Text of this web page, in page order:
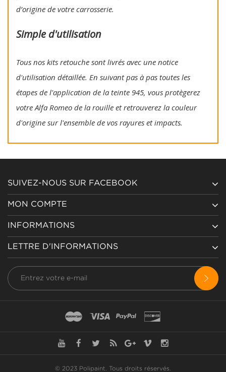
d’origine de votre carrosserie.
Simple d'utilisation
Tous nos kits retouche sont livrés avec une notice
d'utilisation détaillée. En suivant pas à pas toutes les
étapes de l'application de la teinte 945, vous protègerez
votre Alfa Romeo de la rouille et retrouverez la couleur
d'origine sur l'ensemble de vos rayures et impacts.
SUIVEZ-NOUS SUR FACEBOOK
MON COMPTE
INFORMATIONS
LETTRE D'INFORMATIONS
© 2023 Polipaint. Tous droits réservés.